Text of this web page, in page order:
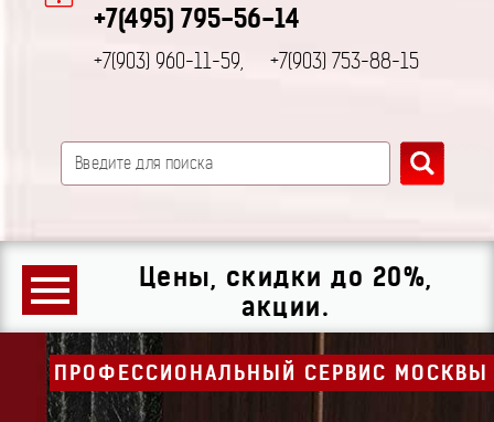
+7(495) 795-56-14
+7(903) 960-11-59, +7(903) 753-88-15
Цены, скидки до 20%,
акции.
ПРОФЕССИОНАЛЬНЫЙ СЕРВИС МОСКВЫ